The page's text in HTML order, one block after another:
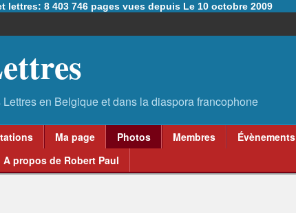
8 403 746 pages vues depuis Le 10 octobre 2009
Ma page Photos Membres Évènements
A propos de Robert Paul